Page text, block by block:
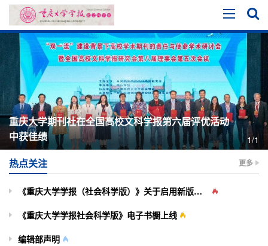
重庆大学期刊社在全国高校文科学报第六届评优活动
中获佳绩
1/1
热点关注 更多
《重庆大学学报（社会科学版）》关于启用新版投审稿系统的通知
《重庆大学学报社会科学版》电子书橱上线
编辑部声明